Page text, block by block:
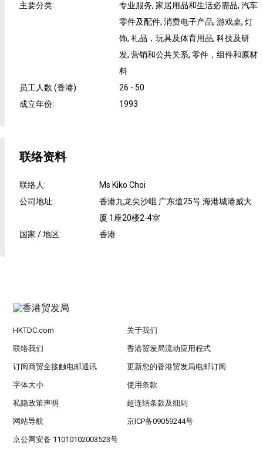
主要分类:
专业服务, 家居用品和生活必需品, 汽车
零件及配件, 消费电子产品, 游戏桌, 灯
饰, 礼品，玩具及体育用品, 科技及研
发, 营销和公共关系, 零件，组件和原材
料
员工人数 (香港):
26 - 50
成立年份: 1993
联络资料
联络人:
Ms Kiko Choi
公司地址:
香港九龙尖沙咀 广东道25号 海港城港威大
厦 1座20楼2-4室
国家 / 地区: 香港
HKTDC.com 关于我们
联络我们 香港贸发局流动应用程式
订阅商贸全接触电邮通讯 更新您的香港贸发局电邮订阅
字体大小 使用条款
私隐政策声明 超连结条款及细则
网站导航 京ICP备09059244号
京公网安备 11010102003523号